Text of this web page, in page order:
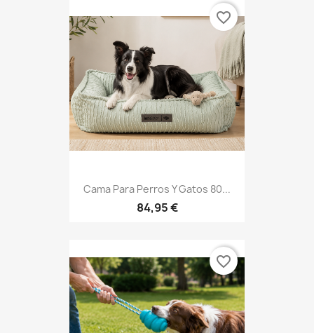
Cama Para Perros Y Gatos 80...
84,95 €
favorite_border
favorite_border